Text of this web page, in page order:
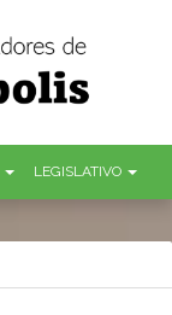
LEGISLATIVO